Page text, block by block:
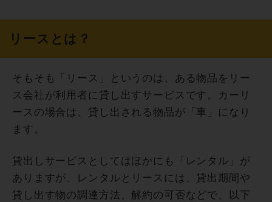
リースとは？
そもそも「リース」というのは、ある物品をリー
ス会社が利用者に貸し出すサービスです。カーリ
ースの場合は、貸し出される物品が「車」になり
ます。
貸出しサービスとしてはほかにも「レンタル」が
ありますが、レンタルとリースには、貸出期間や
貸し出す物の調達方法、解約の可否などで、以下